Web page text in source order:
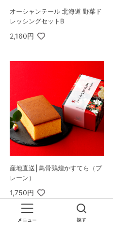
オーシャンテール 北海道 野菜ド
レッシングセットB
2,160円
産地直送│鳥骨鶏煌かすてら（プ
レーン）
1,750円